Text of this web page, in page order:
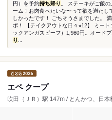
円）を予約持ち帰り
。 ステーキがご飯
ーム！お肉食べたいな〜って欲を満た
しかったです！ ごちそうさまでした。
ボ！ 【テイクアウトな日々⭐︎12】 ミー
ックアンガスビーフ）1,980円。オード
り
エペ クープ
吹田（ＪＲ）駅 147m / とんかつ、日本